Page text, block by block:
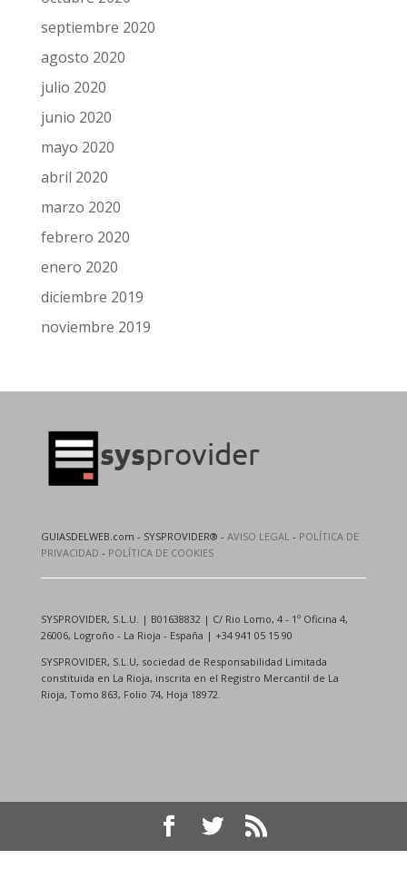
septiembre 2020
agosto 2020
julio 2020
junio 2020
mayo 2020
abril 2020
marzo 2020
febrero 2020
enero 2020
diciembre 2019
noviembre 2019
GUIASDELWEB.com - SYSPROVIDER® - AVISO LEGAL - POLÍTICA DE
PRIVACIDAD - POLÍTICA DE COOKIES
SYSPROVIDER, S.L.U. | B01638832 | C/ Rio Lomo, 4 - 1º Oficina 4,
26006, Logroño - La Rioja - España | +34 941 05 15 90
SYSPROVIDER, S.L.U, sociedad de Responsabilidad Limitada
constituida en La Rioja, inscrita en el Registro Mercantil de La
Rioja, Tomo 863, Folio 74, Hoja 18972.